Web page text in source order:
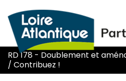
/ Contribuez !